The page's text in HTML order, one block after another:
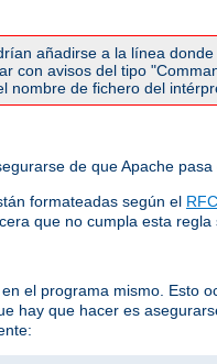
añadirse a la línea
con avisos del tipo
nombre de fichero del
de que Apache pasa
formateadas según el
que no cumpla esta regla
el programa mismo. Esto
hay que hacer es